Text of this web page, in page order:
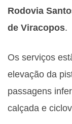
Rodovia
de Viracopos.
Os serviços
elevação da
passagens
calçada e